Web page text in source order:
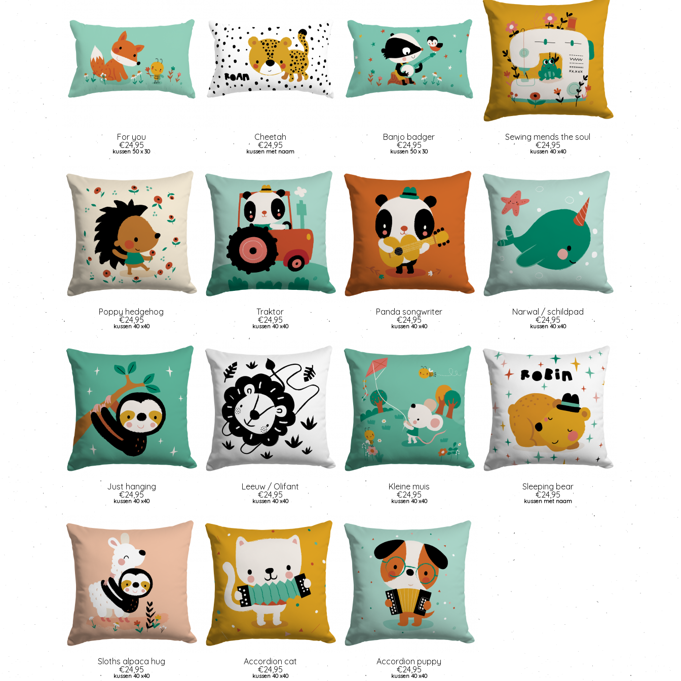
For you
€24,95
kussen 50 x 30
Cheetah
€24,95
kussen met naam
Banjo badger
€24,95
kussen 50 x 30
Sewing mends the soul
€24,95
kussen 40 x40
Poppy hedgehog
€24,95
kussen 40 x40
Traktor
€24,95
kussen 40 x40
Panda songwriter
€24,95
kussen 40 x40
Narwal / schildpad
€24,95
kussen 40 x40
Just hanging
€24,95
kussen 40 x40
Leeuw / Olifant
€24,95
kussen 40 x40
Kleine muis
€24,95
kussen 40 x40
Sleeping bear
€24,95
kussen met naam
Sloths alpaca hug
€24,95
kussen 40 x40
Accordion cat
€24,95
kussen 40 x40
Accordion puppy
€24,95
kussen 40 x40